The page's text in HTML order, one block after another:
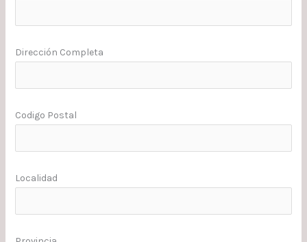
Dirección Completa
Codigo Postal
Localidad